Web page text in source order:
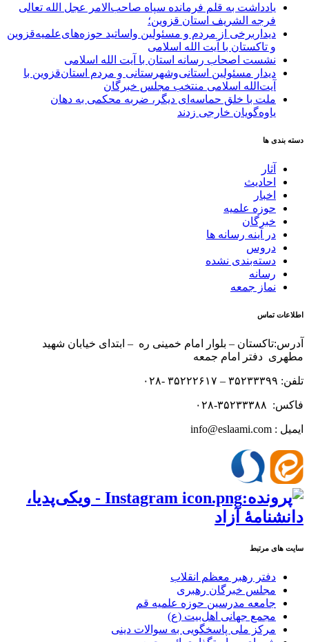
یادداشت به قلم فرمانده سپاه صاحب‌الامر عجل الله تعالی
فرجه الشریف استان قزوین؛
دیداربرخی از مردم و مسئولین واساتید حوزه‌های‌علمیه‌قزوین
و تاکستان با آیت الله اسلامی
نشست اصحاب رسانه استان با آیت الله اسلامی
دیدار مسئولین استانی‌وشهرستانی و مردم‌ استان‌قزوین با
آیت‌الله‌ اسلامی منتخب مجلس‌ خبرگان
ملت با خلق حماسه‌ای دیگر، ضربه محکمی به دهان
یاوه‌گویان خارجی زدند
دسته بندی ها
آثار
احادیث
اخبار
حوزه علمیه
خبرگان
در آینه رسانه ها
دروس
دسته‌بندی نشده
رسانه
نماز جمعه
اطلاعات تماس
آدرس:تاکستان – بلوار امام خمینی ره – ابتدای خیابان شهید
مطهری دفتر امام جمعه
تلفن: ۳۵۲۳۳۳۹۹ – ۳۵۲۲۲۶۱۷ -۰۲۸
فاکس: ۳۵۲۳۳۳۸۸-۰۲۸
ایمیل : info@eslaami.com
سایت های مرتبط
دفتر رهبر معظم انقلاب
مجلس خبرگان رهبری
جامعه مدرسین حوزه علمیه قم
مجمع جهانی اهل‌بیت (ع)
مرکز ملی پاسخگویی به سوالات دینی